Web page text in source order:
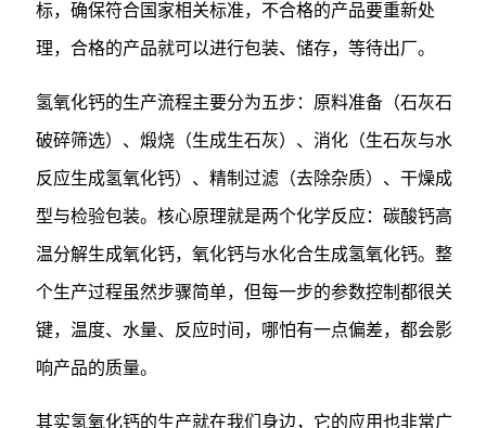
标，确保符合国家相关标准，不合格的产品要重新处
理，合格的产品就可以进行包装、储存，等待出厂。
氢氧化钙的生产流程主要分为五步：原料准备（石灰石
破碎筛选）、煅烧（生成生石灰）、消化（生石灰与水
反应生成氢氧化钙）、精制过滤（去除杂质）、干燥成
型与检验包装。核心原理就是两个化学反应：碳酸钙高
温分解生成氧化钙，氧化钙与水化合生成氢氧化钙。整
个生产过程虽然步骤简单，但每一步的参数控制都很关
键，温度、水量、反应时间，哪怕有一点偏差，都会影
响产品的质量。
其实氢氧化钙的生产就在我们身边，它的应用也非常广